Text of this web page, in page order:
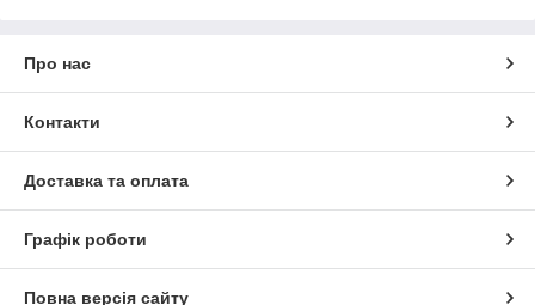
Про нас
Контакти
Доставка та оплата
Графік роботи
Повна версія сайту